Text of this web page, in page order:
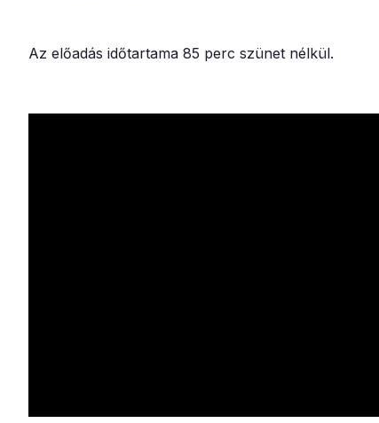
Az előadás időtartama 85 perc szünet nélkül.